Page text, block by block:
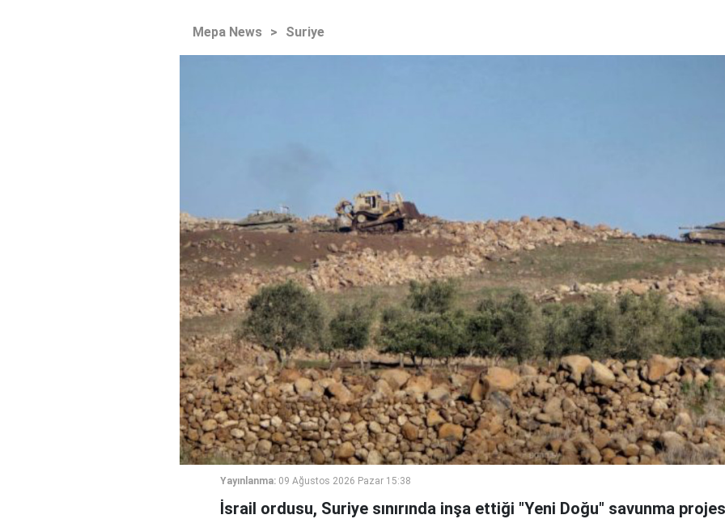
Mepa News > Suriye
Yayınlanma: 09 Ağustos 2026 Pazar 15:38
İsrail ordusu, Suriye sınırında inşa ettiği "Yeni Doğu" savunma